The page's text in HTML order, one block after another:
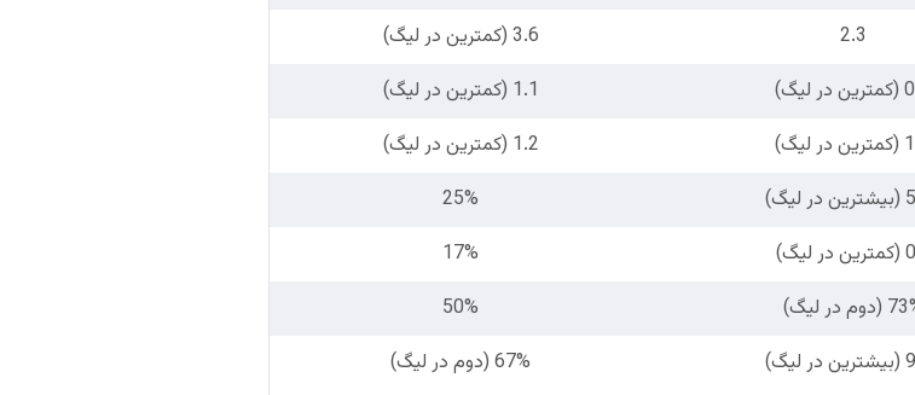
2.3
3.6 (کمترین در لیگ)
لیگ)
1.1 (کمترین در لیگ)
لیگ)
1.2 (کمترین در لیگ)
25%
لیگ)
17%
در لیگ)
50%
67% (دوم در لیگ)